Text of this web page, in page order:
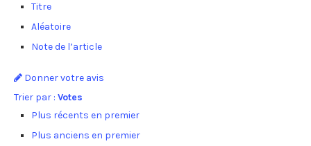
Titre
Aléatoire
Note de l’article
Donner votre avis
Trier par : Votes
Plus récents en premier
Plus anciens en premier